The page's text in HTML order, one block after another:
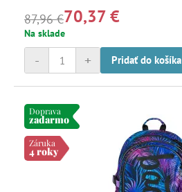
87,96 €70,37 €
Na sklade
+
- Pridať do košíka
Doprava
zadarmo
Záruka
4 roky